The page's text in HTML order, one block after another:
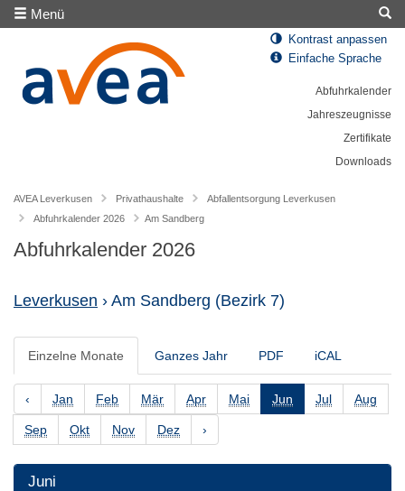
Menü
Kontrast anpassen
Einfache Sprache
Abfuhrkalender
Jahreszeugnisse
Zertifikate
Downloads
AVEA Leverkusen Privathaushalte
Abfallentsorgung Leverkusen
Abfuhrkalender 2026
Am Sandberg
Abfuhrkalender 2026
Leverkusen › Am Sandberg (Bezirk 7)
Einzelne Monate Ganzes Jahr PDF iCAL
‹ Jan Feb Mär Apr Mai Jun Jul Aug
Sep Okt Nov Dez ›
Juni